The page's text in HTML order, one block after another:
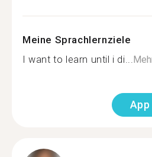
Meine Sprachlernziele
I want to learn until i di...